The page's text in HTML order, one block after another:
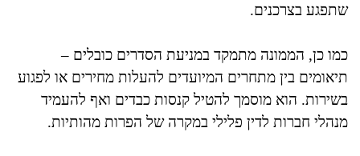
שתפגע בצרכנים.
כמו כן, הממונה מתמקד במניעת הסדרים כובלים –
תיאומים בין מתחרים המיועדים להעלות מחירים או לפגוע
בשירות. הוא מוסמך להטיל קנסות כבדים ואף להעמיד
מנהלי חברות לדין פלילי במקרה של הפרות מהותיות.